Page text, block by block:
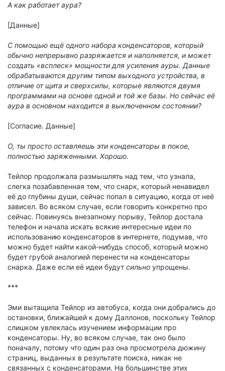
А как работает аура?
[Данные]
С помощью ещё одного набора конденсаторов, который
обычно непрерывно разряжается и наполняется, и может
создать «всплеск» мощности для усиления ауры. Данные
обрабатываются другим типом выходного устройства, в
отличие от щита и сверхсилы, которые являются двумя
программами на основе одной и той же базы. Но сейчас её
аура в основном находится в выключенном состоянии?
[Согласие. Данные]
О, ты просто оставляешь эти конденсаторы в покое,
полностью заряженными. Хорошо.
Тейлор продолжала размышлять над тем, что узнала,
слегка позабавленная тем, что снарк, который ненавидел
её до глубины души, сейчас попал в ситуацию, когда от неё
зависел. Во всяком случае, если говорить конкретно про
сейчас. Повинуясь внезапному порыву, Тейлор достала
телефон и начала искать всякие интересные идеи по
использованию конденсаторов в интернете, подумав, что
можно будет найти какой-нибудь способ, который можно
будет грубой аналогией перенести на конденсаторы
снарка. Даже если её идеи будут сильно упрощены.
***
Эми вытащила Тейлор из автобуса, когда они добрались до
остановки, ближайшей к дому Даллонов, поскольку Тейлор
слишком увлеклась изучением информации про
конденсаторы. Ну, во всяком случае, так оно было
поначалу, потому что один раз она просмотрела дюжину
страниц, выданных в результате поиска, никак не
связанных с конденсаторами. На большинстве этих